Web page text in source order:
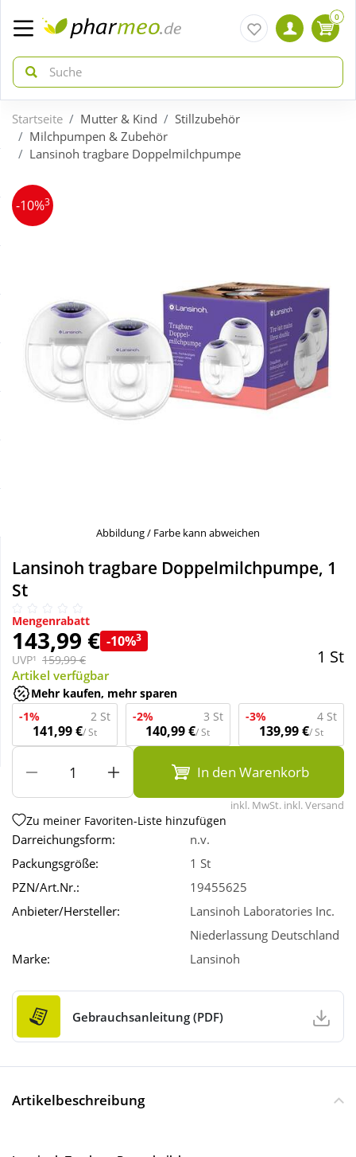
zurück
Aktuelle Coupons
Neuheiten
Sale
zurück
Arzneimittel
Diabetes
Körperpflege & Kosmetik
Natur & Homöopathie
Sanitätshaus
Sport & Fitness
Tierbedarf
0
Startseite Mutter & Kind
Stillzubehör
Milchpumpen & Zubehör
Lansinoh tragbare Doppelmilchpumpe
-10%3
Abbildung / Farbe kann abweichen
Lansinoh tragbare Doppelmilchpumpe, 1
St
Mengenrabatt
143,99 € -10%3
UVP¹ 159,99 € 1 St
Artikel verfügbar
Mehr kaufen, mehr sparen
-1%
2 St
141,99 €/ St
-2% 3 St
140,99 €/ St
-3% 4 St
139,99 €/ St
In den Warenkorb
inkl. MwSt. inkl. Versand
Zu meiner Favoriten-Liste hinzufügen
Darreichungsform:
n.v.
Packungsgröße:
1 St
PZN/Art.Nr.:
19455625
Anbieter/Hersteller:
Lansinoh Laboratories Inc.
Niederlassung Deutschland
Marke:
Lansinoh
Gebrauchsanleitung (PDF)
Artikelbeschreibung